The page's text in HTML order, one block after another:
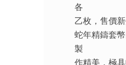
各
乙枚，售價
蛇年精鑄套
製
作精美，極具